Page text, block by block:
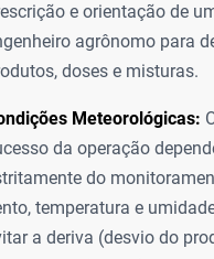
e orientação de
agrônomo para
doses e misturas.
Meteorológicas:
da operação
do
temperatura e
a deriva (desvio do